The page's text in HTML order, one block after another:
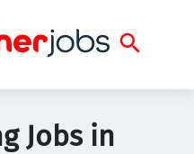
Jobs in